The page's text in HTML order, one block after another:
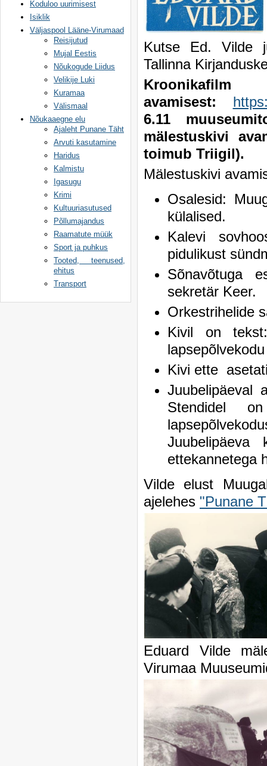
Koduloo uurimisest
Isiklik
Väljaspool Lääne-Virumaad
Reisijutud
Mujal Eestis
Nõukogude Liidus
Velikije Luki
Kuramaa
Välismaal
Nõukaaegne elu
Ajaleht Punane Täht
Arvuti kasutamine
Haridus
Kalmistu
Igasugu
Krimi
Kultuuriasutused
Põllumajandus
Raamatute müük
Sport ja puhkus
Tooted, teenused,
ehitus
Transport
Kutse Ed. Vilde
Tallinna
avamisest:
6.11
mälestuskivi
toimub Triigil).
Mälestuskivi
Osalesid:
külalised.
Kalevi
pidulikust
Sõnavõtuga
sekretär Keer.
Orkestrihelide
Kivil on
Kivi ette
Juubelipäeval
Stendidel
Juubelipäeva
ettekannetega
Vilde elust
ajelehes "Punane
Eduard Vilde
Virumaa